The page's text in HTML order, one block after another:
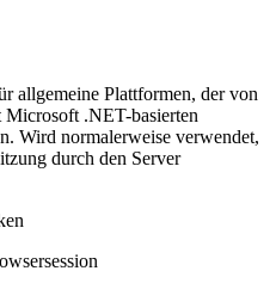
allgemeine Plattformen, der von
.NET-basierten
Wird normalerweise verwendet,
durch den Server